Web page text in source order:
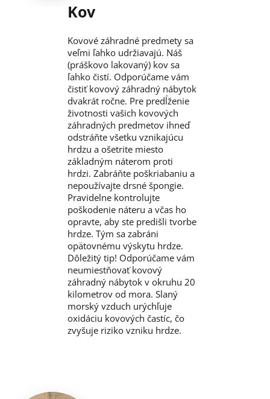
Kov
Kovové záhradné predmety sa
veľmi ľahko udržiavajú. Náš
(práškovo lakovaný) kov sa
ľahko čistí. Odporúčame vám
čistiť kovový záhradný nábytok
dvakrát ročne. Pre predĺženie
životnosti vašich kovových
záhradných predmetov ihneď
odstráňte všetku vznikajúcu
hrdzu a ošetrite miesto
základným náterom proti
hrdzi. Zabráňte poškriabaniu a
nepoužívajte drsné špongie.
Pravidelne kontrolujte
poškodenie náteru a včas ho
opravte, aby ste predišli tvorbe
hrdze. Tým sa zabráni
opätovnému výskytu hrdze.
Dôležitý tip! Odporúčame vám
neumiestňovať kovový
záhradný nábytok v okruhu 20
kilometrov od mora. Slaný
morský vzduch urýchľuje
oxidáciu kovových častíc, čo
zvyšuje riziko vzniku hrdze.